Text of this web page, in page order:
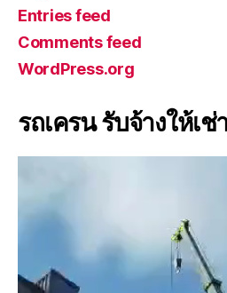
Entries feed
Comments feed
WordPress.org
รถเครน รับจ้างให้เช่
l